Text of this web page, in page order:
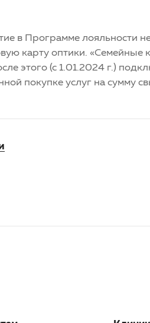
в Программе лояльности
карту оптики.
этого (с 1.01.2024 г.)
покупке услуг на сумму